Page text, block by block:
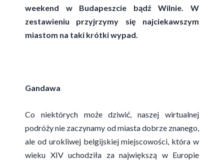
weekend w Budapeszcie bądź Wilnie. W
zestawieniu przyjrzymy się najciekawszym
miastom na taki krótki wypad.
Gandawa
Co niektórych może dziwić, naszej wirtualnej
podróży nie zaczynamy od miasta dobrze znanego,
ale od urokliwej belgijskiej miejscowości, która w
wieku XIV uchodziła za największą w Europie